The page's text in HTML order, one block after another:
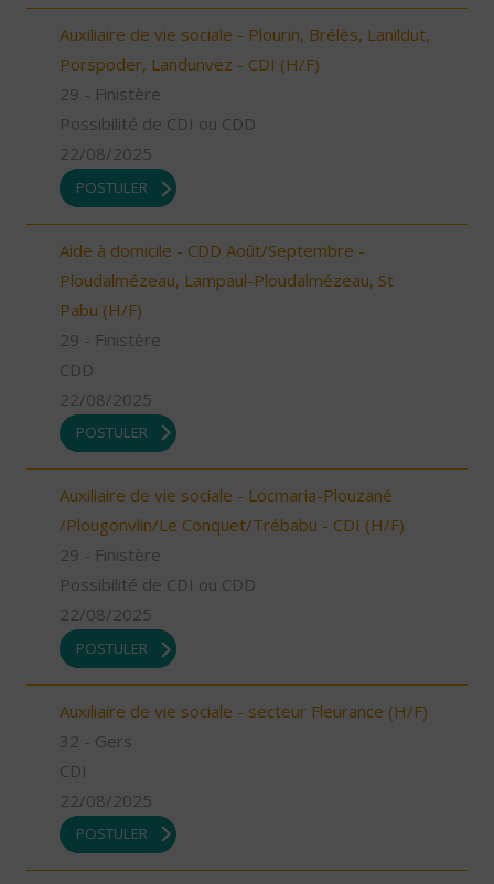
Auxiliaire de vie sociale - Plourin, Brélès, Lanildut,
Porspoder, Landunvez - CDI (H/F)
29 - Finistère
Possibilité de CDI ou CDD
22/08/2025
POSTULER
Aide à domicile - CDD Août/Septembre -
Ploudalmézeau, Lampaul-Ploudalmézeau, St
Pabu (H/F)
29 - Finistère
CDD
22/08/2025
POSTULER
Auxiliaire de vie sociale - Locmaria-Plouzané
/Plougonvlin/Le Conquet/Trébabu - CDI (H/F)
29 - Finistère
Possibilité de CDI ou CDD
22/08/2025
POSTULER
Auxiliaire de vie sociale - secteur Fleurance (H/F)
32 - Gers
CDI
22/08/2025
POSTULER